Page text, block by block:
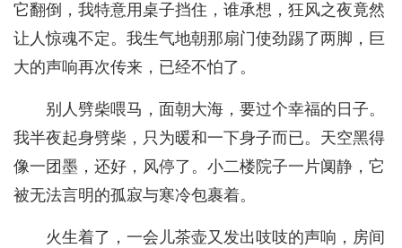
它翻倒，我特意用桌子挡住，谁承想，狂风之夜竟然
让人惊魂不定。我生气地朝那扇门使劲踢了两脚，巨
大的声响再次传来，已经不怕了。
别人劈柴喂马，面朝大海，要过个幸福的日子。
我半夜起身劈柴，只为暖和一下身子而已。天空黑得
像一团墨，还好，风停了。小二楼院子一片阒静，它
被无法言明的孤寂与寒冷包裹着。
火生着了，一会儿茶壶又发出吱吱的声响，房间